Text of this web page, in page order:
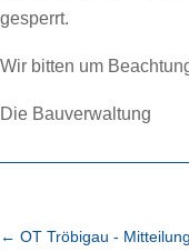
gesperrt.
Wir bitten um
Die Bauverwaltung
← OT Tröbigau -